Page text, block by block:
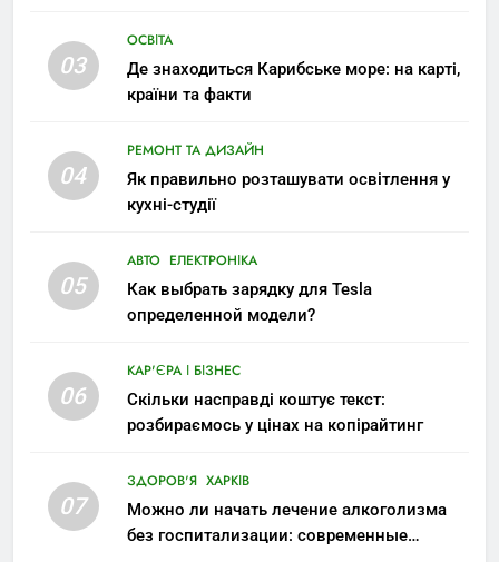
03
ОСВІТА
Де знаходиться Карибське море: на карті,
країни та факти
04
РЕМОНТ ТА ДИЗАЙН
Як правильно розташувати освітлення у
кухні-студії
05
АВТО ЕЛЕКТРОНІКА
Как выбрать зарядку для Tesla
определенной модели?
06
КАР'ЄРА І БІЗНЕС
Скільки насправді коштує текст:
розбираємось у цінах на копірайтинг
07
ЗДОРОВ'Я ХАРКІВ
Можно ли начать лечение алкоголизма
без госпитализации: современные